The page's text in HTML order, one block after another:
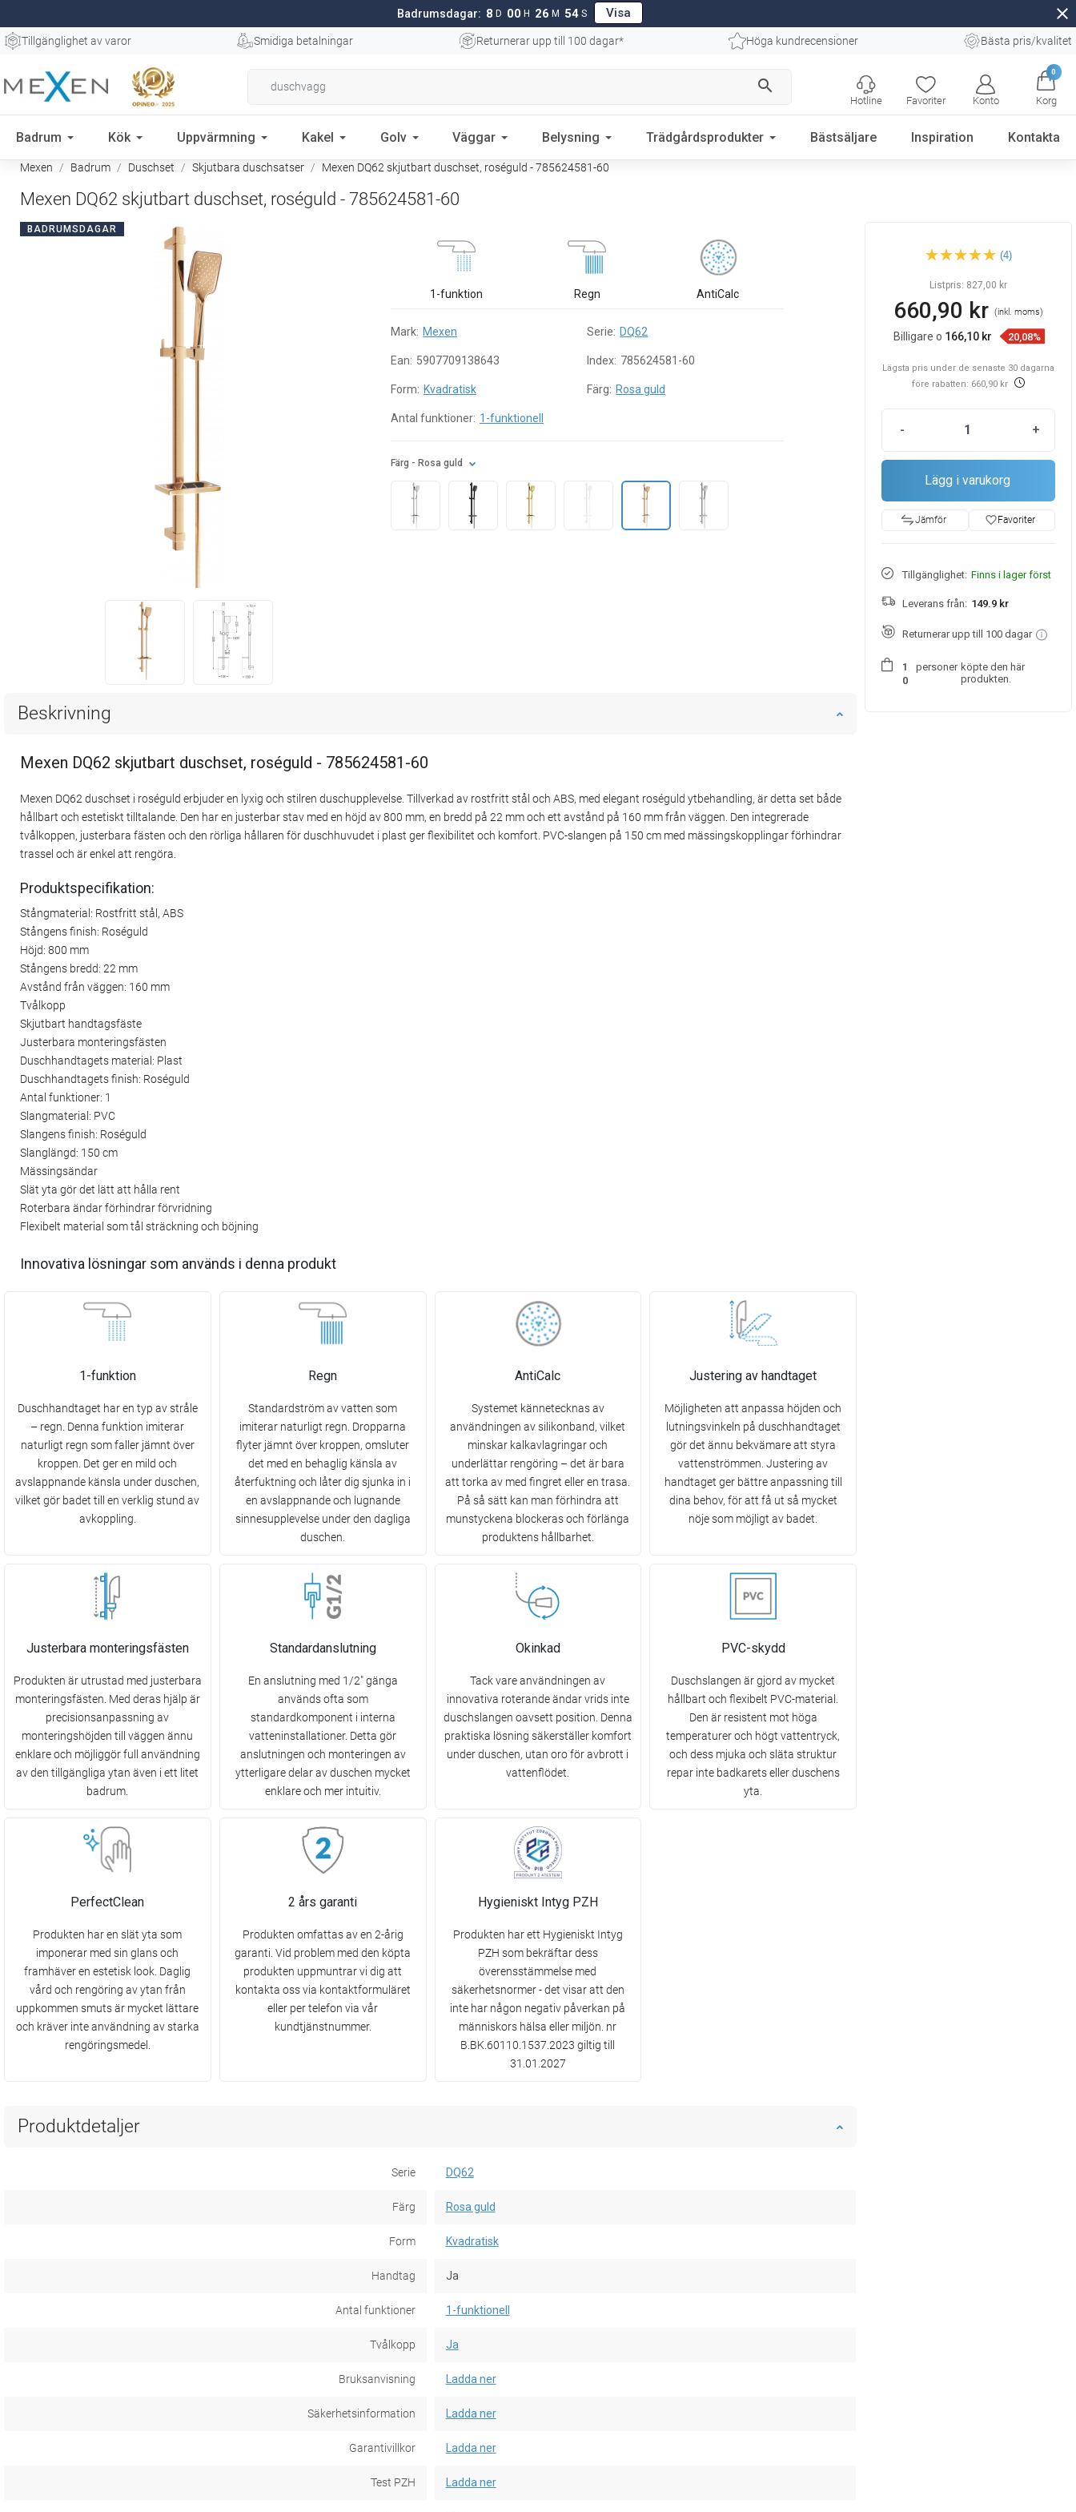
Badrumsdagar: 8 D 00 H 26 M 53 S Visa close
Tillgänglighet av varor Smidiga betalningar Returnerar upp till 100 dagar* Höga kundrecensioner Bästa pris/kvalitet
search
Favoriter Konto
0
Korg
Hotline
Badrum Kök Uppvärmning Kakel Golv Väggar Belysning Trädgårdsprodukter Bästsäljare Inspiration Kontakta
Mexen Badrum Duschset Skjutbara duschsatser Mexen DQ62 skjutbart duschset, roséguld - 785624581-60
Mexen DQ62 skjutbart duschset, roséguld - 785624581-60
BADRUMSDAGAR
1-funktion Regn AntiCalc
Mark: Mexen Serie: DQ62
Ean: 5907709138643 Index: 785624581-60
Form: Kvadratisk Färg: Rosa guld
Antal funktioner: 1-funktionell
Färg - Rosa guld
Beskrivning
Mexen DQ62 skjutbart duschset, roséguld - 785624581-60
Mexen DQ62 duschset i roséguld erbjuder en lyxig och stilren duschupplevelse. Tillverkad av rostfritt stål och ABS, med elegant roséguld ytbehandling, är detta set både
hållbart och estetiskt tilltalande. Den har en justerbar stav med en höjd av 800 mm, en bredd på 22 mm och ett avstånd på 160 mm från väggen. Den integrerade
tvålkoppen, justerbara fästen och den rörliga hållaren för duschhuvudet i plast ger flexibilitet och komfort. PVC-slangen på 150 cm med mässingskopplingar förhindrar
trassel och är enkel att rengöra.
Produktspecifikation:
Stångmaterial: Rostfritt stål, ABS
Stångens finish: Roséguld
Höjd: 800 mm
Stångens bredd: 22 mm
Avstånd från väggen: 160 mm
Tvålkopp
Skjutbart handtagsfäste
Justerbara monteringsfästen
Duschhandtagets material: Plast
Duschhandtagets finish: Roséguld
Antal funktioner: 1
Slangmaterial: PVC
Slangens finish: Roséguld
Slanglängd: 150 cm
Mässingsändar
Slät yta gör det lätt att hålla rent
Roterbara ändar förhindrar förvridning
Flexibelt material som tål sträckning och böjning
Innovativa lösningar som används i denna produkt
1-funktion
Duschhandtaget har en typ av stråle
– regn. Denna funktion imiterar
naturligt regn som faller jämnt över
kroppen. Det ger en mild och
avslappnande känsla under duschen,
vilket gör badet till en verklig stund av
avkoppling.
Regn
Standardström av vatten som
imiterar naturligt regn. Dropparna
flyter jämnt över kroppen, omsluter
det med en behaglig känsla av
återfuktning och låter dig sjunka in i
en avslappnande och lugnande
sinnesupplevelse under den dagliga
duschen.
AntiCalc
Systemet kännetecknas av
användningen av silikonband, vilket
minskar kalkavlagringar och
underlättar rengöring – det är bara
att torka av med fingret eller en trasa.
På så sätt kan man förhindra att
munstyckena blockeras och förlänga
produktens hållbarhet.
Justering av handtaget
Möjligheten att anpassa höjden och
lutningsvinkeln på duschhandtaget
gör det ännu bekvämare att styra
vattenströmmen. Justering av
handtaget ger bättre anpassning till
dina behov, för att få ut så mycket
nöje som möjligt av badet.
Justerbara monteringsfästen
Produkten är utrustad med justerbara
monteringsfästen. Med deras hjälp är
precisionsanpassning av
monteringshöjden till väggen ännu
enklare och möjliggör full användning
av den tillgängliga ytan även i ett litet
badrum.
Standardanslutning
En anslutning med 1/2" gänga
används ofta som
standardkomponent i interna
vatteninstallationer. Detta gör
anslutningen och monteringen av
ytterligare delar av duschen mycket
enklare och mer intuitiv.
Okinkad
Tack vare användningen av
innovativa roterande ändar vrids inte
duschslangen oavsett position. Denna
praktiska lösning säkerställer komfort
under duschen, utan oro för avbrott i
vattenflödet.
PVC-skydd
Duschslangen är gjord av mycket
hållbart och flexibelt PVC-material.
Den är resistent mot höga
temperaturer och högt vattentryck,
och dess mjuka och släta struktur
repar inte badkarets eller duschens
yta.
PerfectClean
Produkten har en slät yta som
imponerar med sin glans och
framhäver en estetisk look. Daglig
vård och rengöring av ytan från
uppkommen smuts är mycket lättare
och kräver inte användning av starka
rengöringsmedel.
2 års garanti
Produkten omfattas av en 2-årig
garanti. Vid problem med den köpta
produkten uppmuntrar vi dig att
kontakta oss via kontaktformuläret
eller per telefon via vår
kundtjänstnummer.
Hygieniskt Intyg PZH
Produkten har ett Hygieniskt Intyg
PZH som bekräftar dess
överensstämmelse med
säkerhetsnormer - det visar att den
inte har någon negativ påverkan på
människors hälsa eller miljön. nr
B.BK.60110.1537.2023 giltig till
31.01.2027
Produktdetaljer
Serie DQ62
Färg Rosa guld
Form Kvadratisk
Handtag Ja
Antal funktioner 1-funktionell
Tvålkopp Ja
Bruksanvisning Ladda ner
Säkerhetsinformation Ladda ner
Garantivillkor Ladda ner
Test PZH Ladda ner
duschset, roséguld -
(4)
Listpris: 827,00 kr
660,90 kr(inkl. moms)
Billigare o 166,10 kr 20,08%
Lägsta pris under de senaste 30 dagarna
före rabatten: 660,90 kr
- +
Lägg i varukorg
Jämför favorite_borderFavoriter
Tillgänglighet: Finns i lager först
Leverans från: 149.9 kr
Returnerar upp till 100 dagar
1
0
personer köpte den här
produkten.